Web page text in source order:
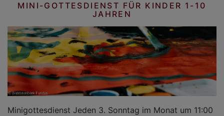
MINI-GOTTESDIENST FÜR KINDER 1-10
JAHREN
Minigottesdienst Jeden 3. Sonntag im Monat um 11:00